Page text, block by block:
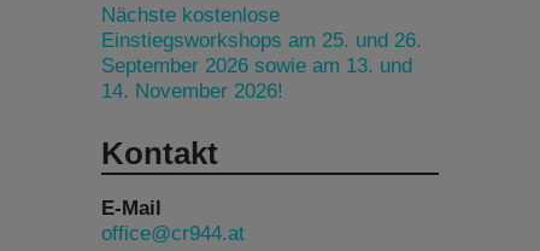
Nächste kostenlose
Einstiegsworkshops am 25. und 26.
September 2026 sowie am 13. und
14. November 2026!
Kontakt
E-Mail
office@cr944.at